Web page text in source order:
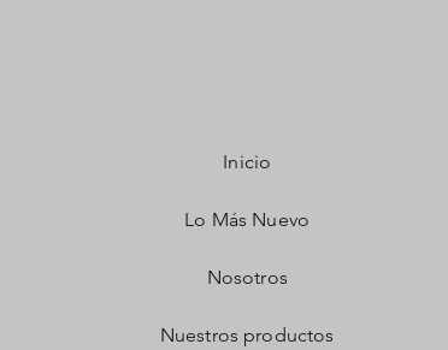
Inicio
Lo Más Nuevo
Nosotros
Nuestros productos